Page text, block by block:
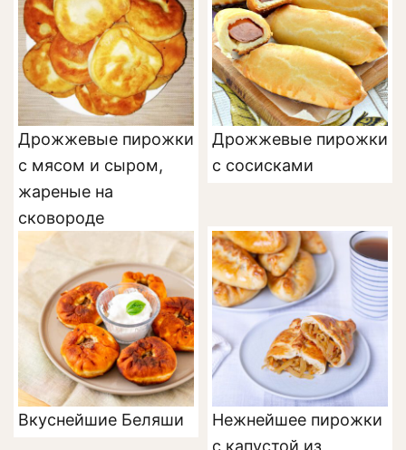
Дрожжевые пирожки
с мясом и сыром,
жареные на
сковороде
Дрожжевые пирожки
с сосисками
Вкуснейшие Беляши
Нежнейшее пирожки
с капустой из